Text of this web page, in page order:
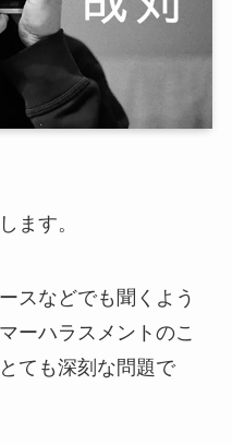
ます。
スなどでも聞くよう
ーハラスメントのこ
ても深刻な問題で